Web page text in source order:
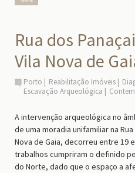
Rua dos
Vila Nova de
Porto Reabilitação Imóveis
Escavação Arqueológica
Aintervenção arqueológica no
de uma moradia unifamiliar na
Nova de Gaia, decorreu entre 19
trabalhos cumpriram o definido
do Norte, dado que o espaço a